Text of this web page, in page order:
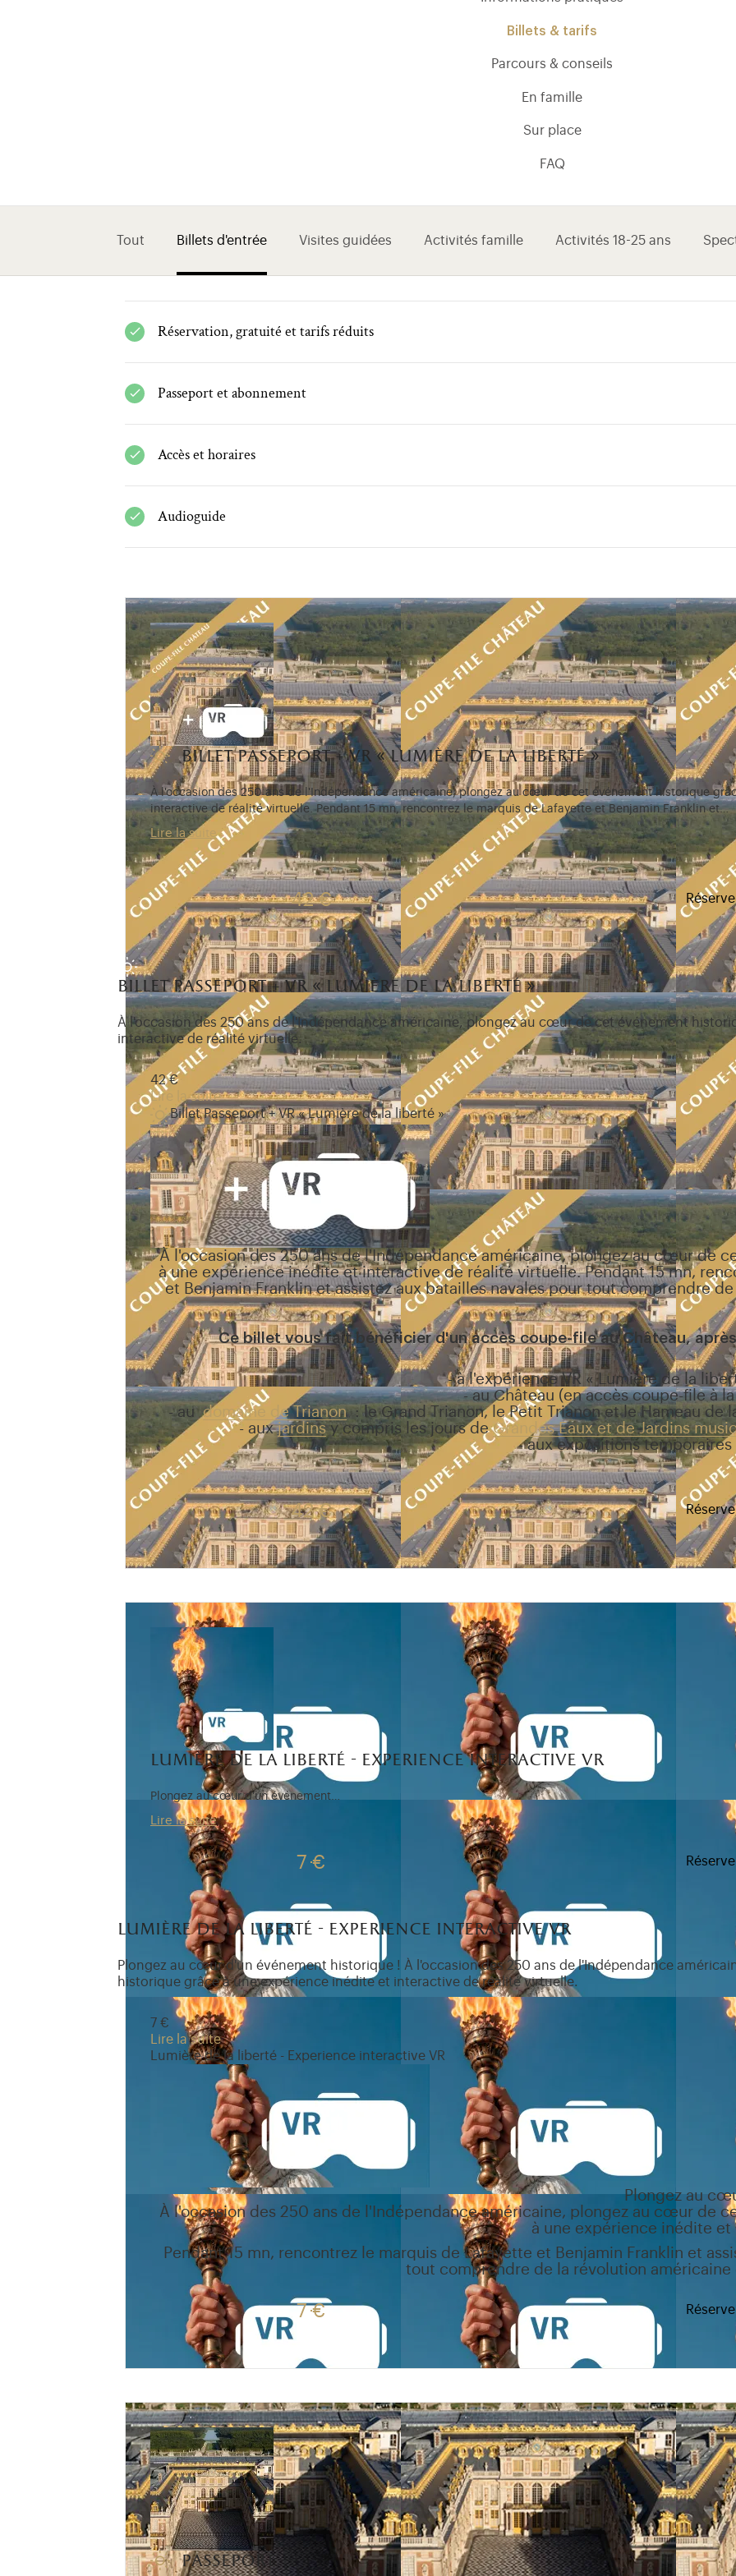
Billets & tarifs
Parcours & conseils
En famille
Sur place
FAQ
Tout Billets d'entrée Visites guidées Activités famille Activités 18-25 ans
Réservation, gratuité et tarifs réduits
Passeport et abonnement
Accès et horaires
Audioguide
billet passeport + vr « lumière de la liberté »
À l'occasion des 250 ans de l'Indépendance américaine, plongez au cœur de cet événement historique
interactive de réalité virtuelle. Pendant 15 mn, rencontrez le marquis de Lafayette et Benjamin Franklin et…
Lire la suite
Tarif passeport + 7€ avec accès coupe-file au château
42 €
billet passeport + vr « lumière de la liberté »
À l'occasion des 250 ans de l'Indépendance américaine, plongez au cœur de cet événement
interactive de réalité virtuelle.
42 €
Lire la suite
Billet Passeport + VR « Lumière de la liberté »
À l'occasion des 250 ans de l'Indépendance américaine, plongez au cœur de
à une expérience inédite et interactive de réalité virtuelle. Pendant 15 mn,
et Benjamin Franklin et assistez aux batailles navales pour tout comprendre
Ce billet vous fait bénéficier d'un accès coupe-file au Château,
-à l'expérience VR « Lumière de la
-au Château (en accès coupe-file à
-au domaine de Trianon : le Grand Trianon, le Petit Trianon et le Hameau de
- auxjardinsy compris les jours deGrandes Eaux et de Jardins
-aux expositions temporaires
Tarif passeport + 7€ avec accès coupe-file au château
42 €
lumière de la liberté - experience interactive vr
Plongez au cœur d'un événement…
Lire la suite
7 €
lumière de la liberté - experience interactive vr
Plongez au cœur d'un événement historique ! À l'occasion des 250 ans de l'Indépendance
historique grâce à une expérience inédite et interactive de réalité virtuelle.
7 €
Lire la suite
Lumière de la liberté - Experience interactive VR
Plongez au
À l'occasion des 250 ans de l'Indépendance américaine, plongez au cœur de
à une expérience inédite
Pendant 15 mn, rencontrez le marquis de Lafayette et Benjamin Franklin et
tout comprendre de la révolution américaine
7 €
passeport